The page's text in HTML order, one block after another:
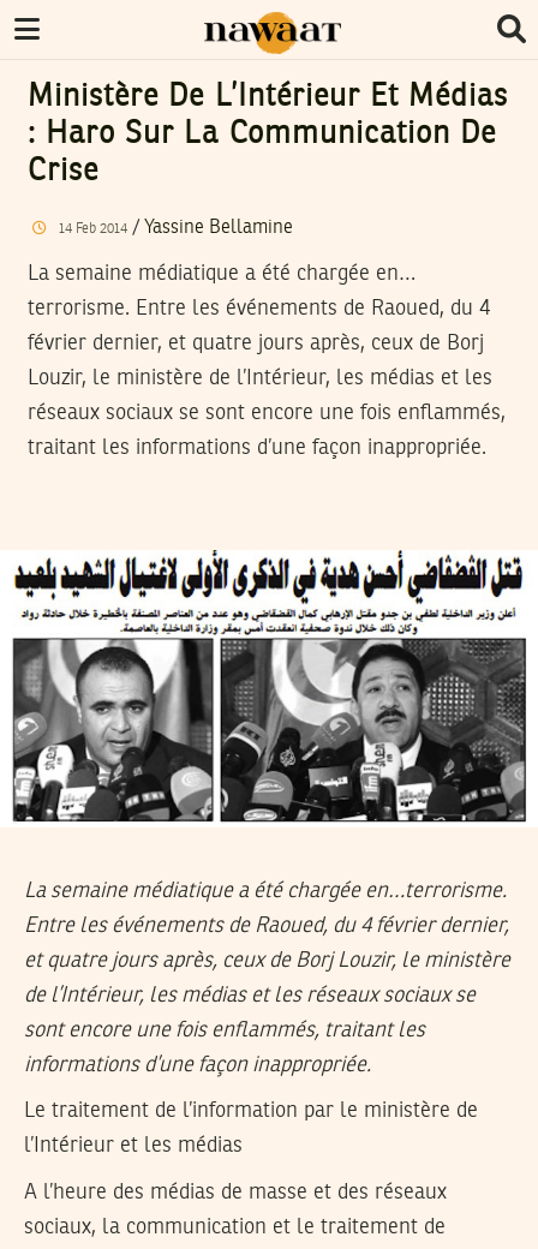
Ministère De L’Intérieur Et Médias
: Haro Sur La Communication De
Crise
14 Feb 2014/ Yassine Bellamine
La semaine médiatique a été chargée en…
terrorisme. Entre les événements de Raoued, du 4
février dernier, et quatre jours après, ceux de Borj
Louzir, le ministère de l’Intérieur, les médias et les
réseaux sociaux se sont encore une fois enflammés,
traitant les informations d’une façon inappropriée.
La semaine médiatique a été chargée en…terrorisme.
Entre les événements de Raoued, du 4 février dernier,
et quatre jours après, ceux de Borj Louzir, le ministère
de l’Intérieur, les médias et les réseaux sociaux se
sont encore une fois enflammés, traitant les
informations d’une façon inappropriée.
Le traitement de l’information par le ministère de
l’Intérieur et les médias
A l’heure des médias de masse et des réseaux
sociaux, la communication et le traitement de